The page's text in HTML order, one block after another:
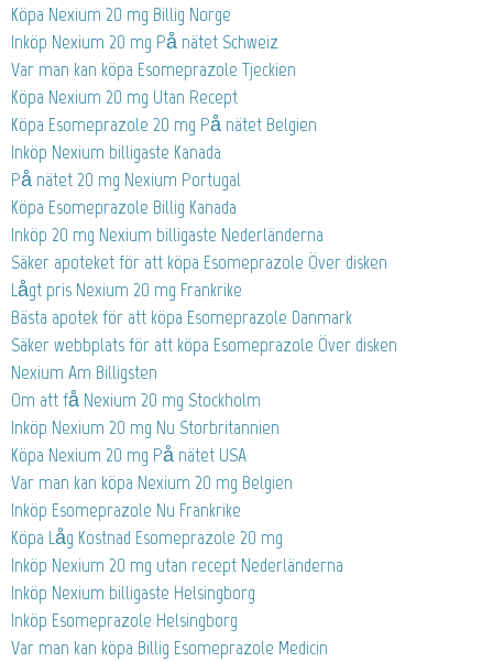
Köpa Nexium 20 mg Billig Norge
Inköp Nexium 20 mg På nätet Schweiz
Var man kan köpa Esomeprazole Tjeckien
Köpa Nexium 20 mg Utan Recept
Köpa Esomeprazole 20 mg På nätet Belgien
Inköp Nexium billigaste Kanada
På nätet 20 mg Nexium Portugal
Köpa Esomeprazole Billig Kanada
Inköp 20 mg Nexium billigaste Nederländerna
Säker apoteket för att köpa Esomeprazole Över disken
Lågt pris Nexium 20 mg Frankrike
Bästa apotek för att köpa Esomeprazole Danmark
Säker webbplats för att köpa Esomeprazole Över disken
Nexium Am Billigsten
Om att få Nexium 20 mg Stockholm
Inköp Nexium 20 mg Nu Storbritannien
Köpa Nexium 20 mg På nätet USA
Var man kan köpa Nexium 20 mg Belgien
Inköp Esomeprazole Nu Frankrike
Köpa Låg Kostnad Esomeprazole 20 mg
Inköp Nexium 20 mg utan recept Nederländerna
Inköp Nexium billigaste Helsingborg
Inköp Esomeprazole Helsingborg
Var man kan köpa Billig Esomeprazole Medicin